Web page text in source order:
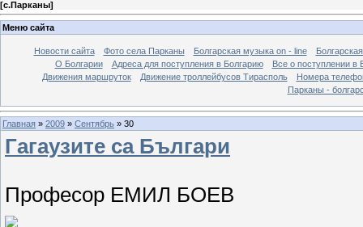
[с.Парканы]
Меню сайта
Новости сайта Фото села Парканы Болгарская музыка on - line
О Болгарии
Адреса для поступления в Болгарию
Все о поступлении в
Движения маршруток
Движение троллейбусов Тирасполь
Номера
Парканы -
Главная » 2009 » Сентябрь » 30
Гагаузите са Българи
Професор ЕМИЛ БОЕВ